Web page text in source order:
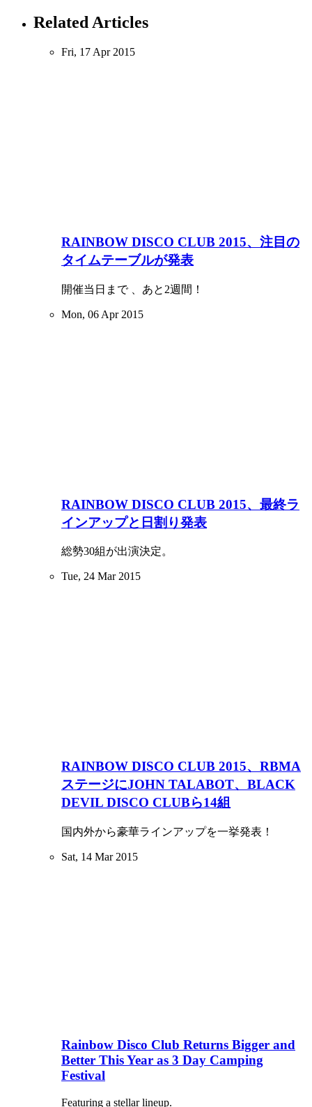
Related Articles
Fri, 17 Apr 2015
RAINBOW DISCO CLUB 2015、注目の
タイムテーブルが発表
開催当日まで 、あと2週間！
Mon, 06 Apr 2015
RAINBOW DISCO CLUB 2015、最終ラ
インアップと日割り発表
総勢30組が出演決定。
Tue, 24 Mar 2015
RAINBOW DISCO CLUB 2015、RBMA
ステージにJOHN TALABOT、BLACK
DEVIL DISCO CLUBら14組
国内外から豪華ラインアップを一挙発表！
Sat, 14 Mar 2015
Rainbow Disco Club Returns Bigger and
Better This Year as 3 Day Camping
Festival
Featuring a stellar lineup.